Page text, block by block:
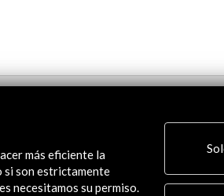
más eficiente la
si son estrictamente
necesitamos su permiso.